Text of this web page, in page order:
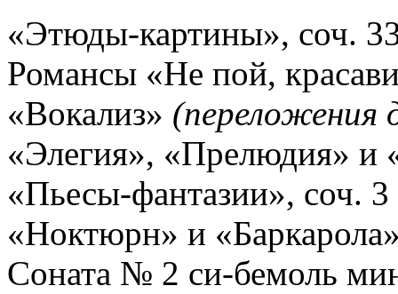
«Этюды-картины», соч.
Романсы «Не пой,
«Вокализ» (переложения
«Элегия», «Прелюдия» и
«Пьесы-фантазии», соч.
«Ноктюрн» и
Соната № 2 си-бемоль